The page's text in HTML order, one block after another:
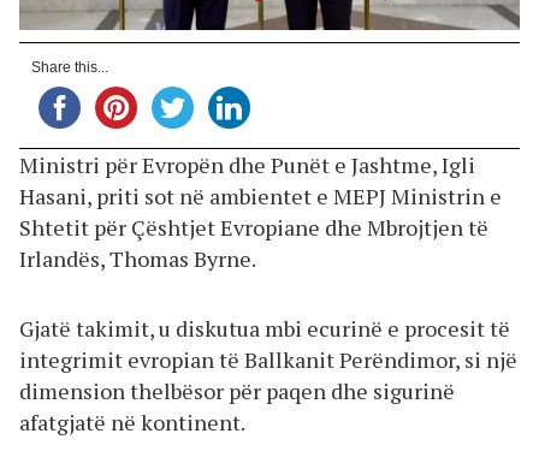
Share this...
Ministri për Evropën dhe Punët e Jashtme, Igli
Hasani, priti sot në ambientet e MEPJ Ministrin e
Shtetit për Çështjet Evropiane dhe Mbrojtjen të
Irlandës, Thomas Byrne.
Gjatë takimit, u diskutua mbi ecurinë e procesit të
integrimit evropian të Ballkanit Perëndimor, si një
dimension thelbësor për paqen dhe sigurinë
afatgjatë në kontinent.